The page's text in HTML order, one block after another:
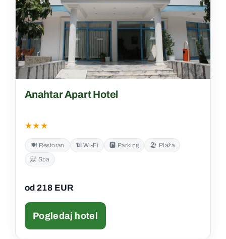
Anahtar Apart Hotel
★★★
🍽️ Restoran 📶 Wi‑Fi 🅿️ Parking
🏖️ Plaža
🧖 Spa
od 218 EUR
Pogledaj hotel